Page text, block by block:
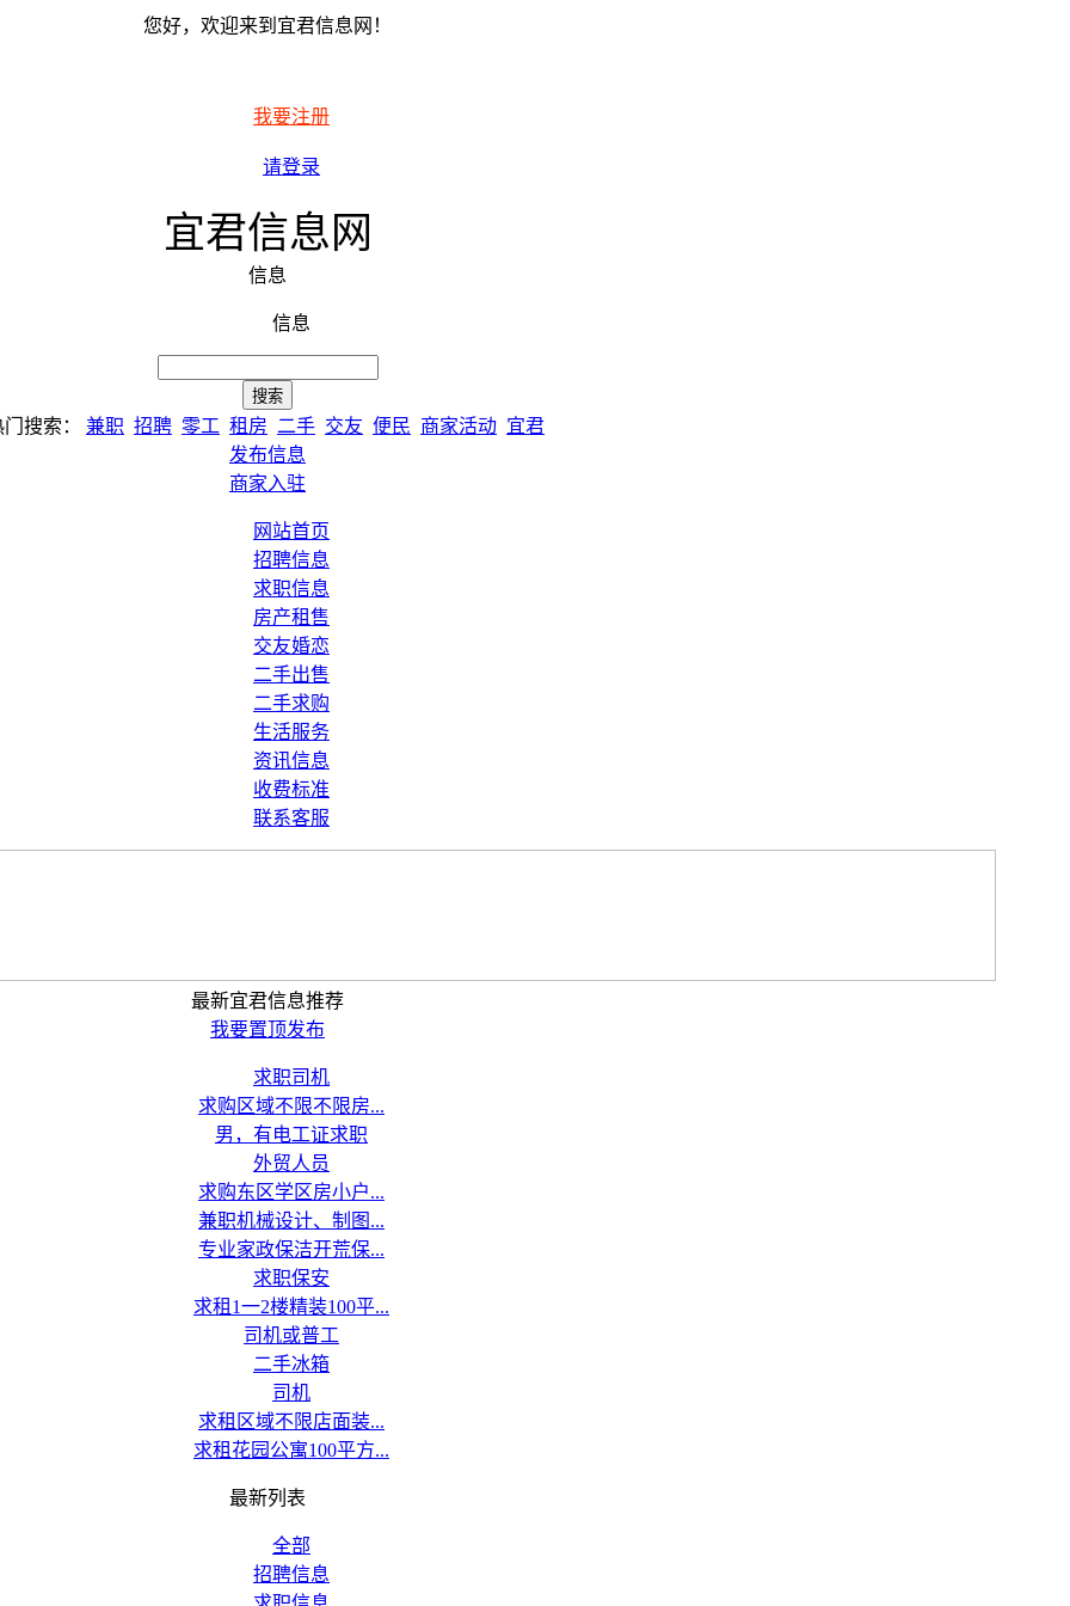
您好，欢迎来到宜君信息网！
我要注册
请登录
宜君信息网
信息
信息
门搜索： 兼职 招聘 零工 租房 二手 交友 便民 商家活动 宜君
发布信息
商家入驻
网站首页
招聘信息
求职信息
房产租售
交友婚恋
二手出售
二手求购
生活服务
资讯信息
收费标准
联系客服
最新宜君信息推荐
我要置顶发布
求职司机
求购区域不限不限房...
男，有电工证求职
外贸人员
求购东区学区房小户...
兼职机械设计、制图...
专业家政保洁开荒保...
求职保安
求租1一2楼精装100平...
司机或普工
二手冰箱
司机
求租区域不限店面装...
求租花园公寓100平方...
最新列表
全部
招聘信息